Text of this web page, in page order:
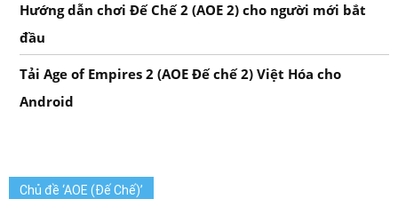
Hướng dẫn chơi Đế Chế 2 (AOE 2) cho người mới bắt
đầu
Tải Age of Empires 2 (AOE Đế chế 2) Việt Hóa cho
Android
Chủ đề ‘AOE (Đế Chế)’